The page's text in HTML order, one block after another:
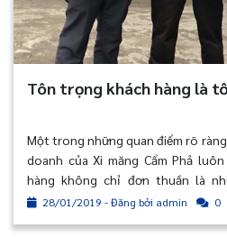
Tôn trọng khách hàng là
Một trong những quan điểm rõ
doanh của Xi măng Cẩm Phả
hàng không chỉ đơn thuần là
doanh nghiệp, mà rộng hơn,
28/01/2019 - Đăng bởi admin 0